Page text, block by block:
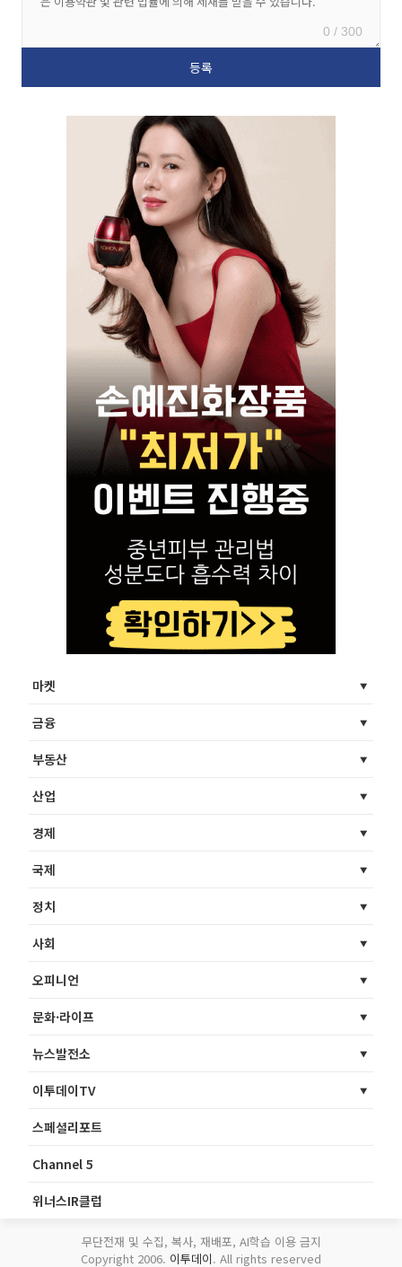
0 / 300
마켓
금융
부동산
산업
경제
국제
정치
사회
오피니언
문화·라이프
뉴스발전소
이투데이TV
스페셜리포트
Channel 5
위너스IR클럽
무단전재 및 수집, 복사, 재배포, AI학습 이용 금지
Copyright 2006. 이투데이. All rights reserved